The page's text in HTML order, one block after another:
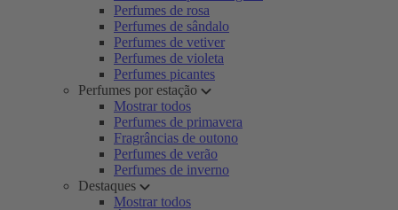
Perfumes de rosa
Perfumes de sândalo
Perfumes de vetiver
Perfumes de violeta
Perfumes picantes
Perfumes por estação
Mostrar todos
Perfumes de primavera
Fragrâncias de outono
Perfumes de verão
Perfumes de inverno
Destaques
Mostrar todos